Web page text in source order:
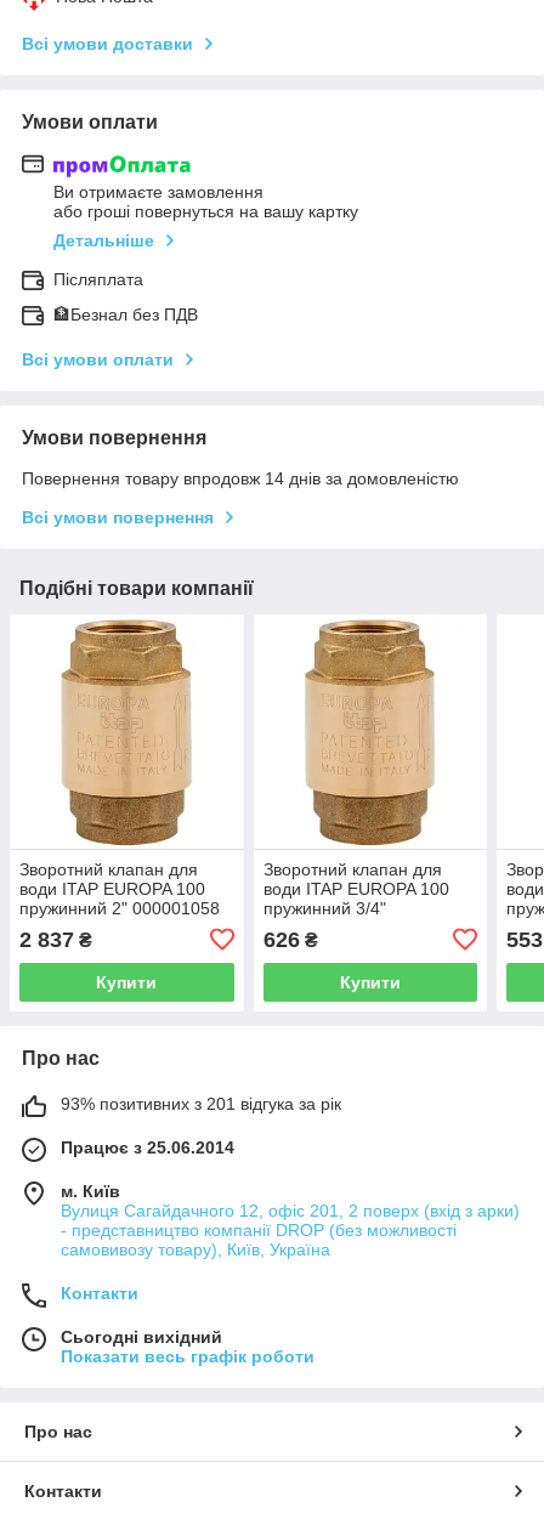
Всі умови доставки
Умови оплати
Ви отримаєте замовлення
або гроші повернуться на вашу картку
Детальніше
Післяплата
🏦Безнал без ПДВ
Всі умови оплати
Умови повернення
Повернення товару впродовж 14 днів за домовленістю
Всі умови повернення
Подібні товари компанії
Зворотний клапан для
води ITAP EUROPA 100
пружинний 2" 000001058
2 837 ₴
Купити
Зворотний клапан для
води ITAP EUROPA 100
пружинний 3/4"
626₴
Купити
553
Про нас
93% позитивних з 201 відгука за рік
Працює з 25.06.2014
м. Київ
Вулиця Сагайдачного 12, офіс 201, 2 поверх (вхід з арки)
- представництво компанії DROP (без можливості
самовивозу товару), Київ, Україна
Контакти
Сьогодні вихідний
Показати весь графік роботи
Про нас
Контакти